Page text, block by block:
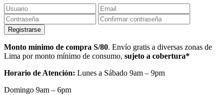
Monto mínimo de compra S/80. Envío gratis a diversas zonas de
Lima por monto mínimo de consumo, sujeto a cobertura*
Horario de Atención: Lunes a Sábado 9am – 9pm
Domingo 9am – 6pm